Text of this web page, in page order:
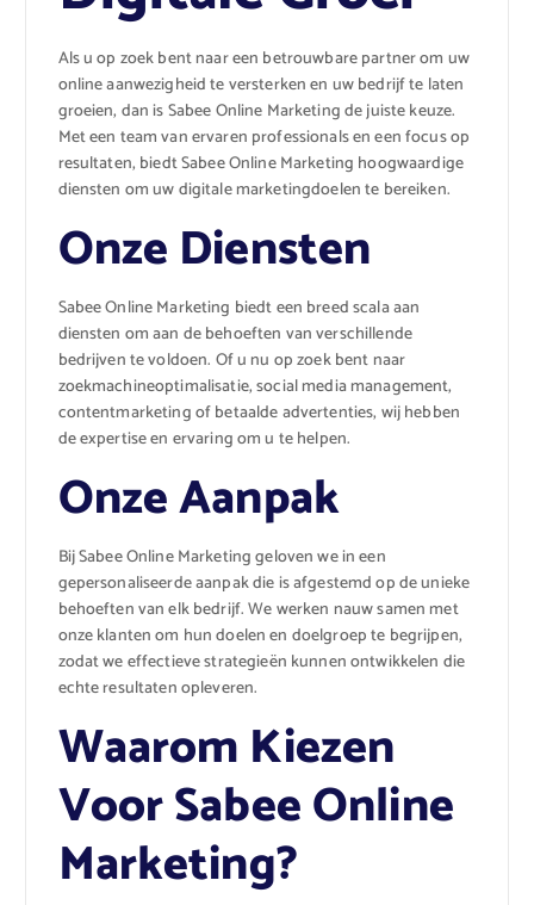
Als u op zoek bent naar een betrouwbare partner om uw
online aanwezigheid te versterken en uw bedrijf te laten
groeien, dan is Sabee Online Marketing de juiste keuze.
Met een team van ervaren professionals en een focus op
resultaten, biedt Sabee Online Marketing hoogwaardige
diensten om uw digitale marketingdoelen te bereiken.
Onze Diensten
Sabee Online Marketing biedt een breed scala aan
diensten om aan de behoeften van verschillende
bedrijven te voldoen. Of u nu op zoek bent naar
zoekmachineoptimalisatie, social media management,
contentmarketing of betaalde advertenties, wij hebben
de expertise en ervaring om u te helpen.
Onze Aanpak
Bij Sabee Online Marketing geloven we in een
gepersonaliseerde aanpak die is afgestemd op de unieke
behoeften van elk bedrijf. We werken nauw samen met
onze klanten om hun doelen en doelgroep te begrijpen,
zodat we effectieve strategieën kunnen ontwikkelen die
echte resultaten opleveren.
Waarom Kiezen
Voor Sabee Online
Marketing?